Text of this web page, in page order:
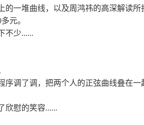
一堆曲线，以及周鸿祎的高深解读所
元。
不少......
序调了调，把两个人的正弦曲线叠在
欣慰的笑容......